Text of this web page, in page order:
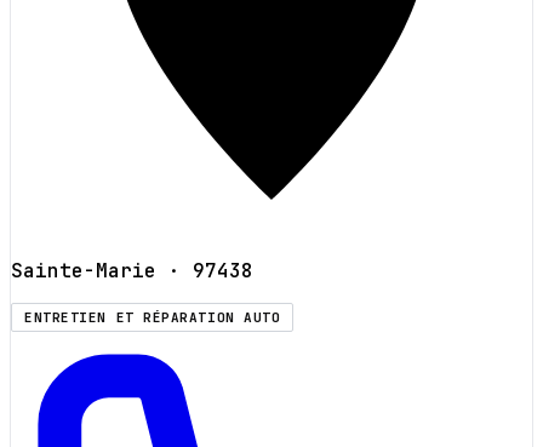
Sainte-Marie · 97438
ENTRETIEN ET RÉPARATION AUTO